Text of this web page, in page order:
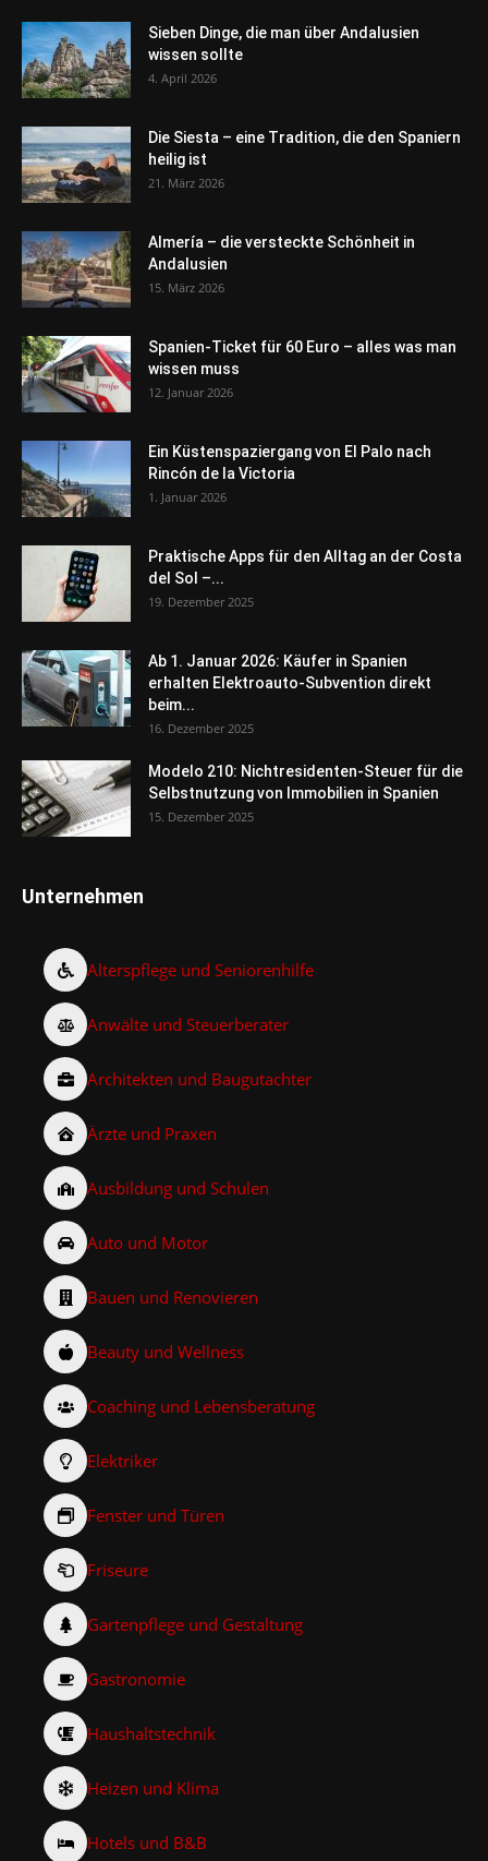
Sieben Dinge, die man über Andalusien
wissen sollte
4. April 2026
Die Siesta – eine Tradition, die den Spaniern
heilig ist
21. März 2026
Almería – die versteckte Schönheit in
Andalusien
15. März 2026
Spanien-Ticket für 60 Euro – alles was man
wissen muss
12. Januar 2026
Ein Küstenspaziergang von El Palo nach
Rincón de la Victoria
1. Januar 2026
Praktische Apps für den Alltag an der Costa
del Sol –...
19. Dezember 2025
Ab 1. Januar 2026: Käufer in Spanien
erhalten Elektroauto-Subvention direkt
beim...
16. Dezember 2025
Modelo 210: Nichtresidenten-Steuer für die
Selbstnutzung von Immobilien in Spanien
15. Dezember 2025
Unternehmen
Alterspflege und Seniorenhilfe
Anwälte und Steuerberater
Architekten und Baugutachter
Ärzte und Praxen
Ausbildung und Schulen
Auto und Motor
Bauen und Renovieren
Beauty und Wellness
Coaching und Lebensberatung
Elektriker
Fenster und Türen
Friseure
Gartenpflege und Gestaltung
Gastronomie
Haushaltstechnik
Heizen und Klima
Hotels und B&B